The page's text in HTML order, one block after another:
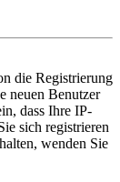
die Registrierung
neuen Benutzer
dass Ihre IP-
sich registrieren
wenden Sie